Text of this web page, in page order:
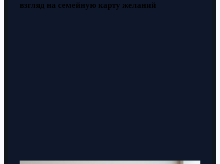
взгляд на семейную карту желаний